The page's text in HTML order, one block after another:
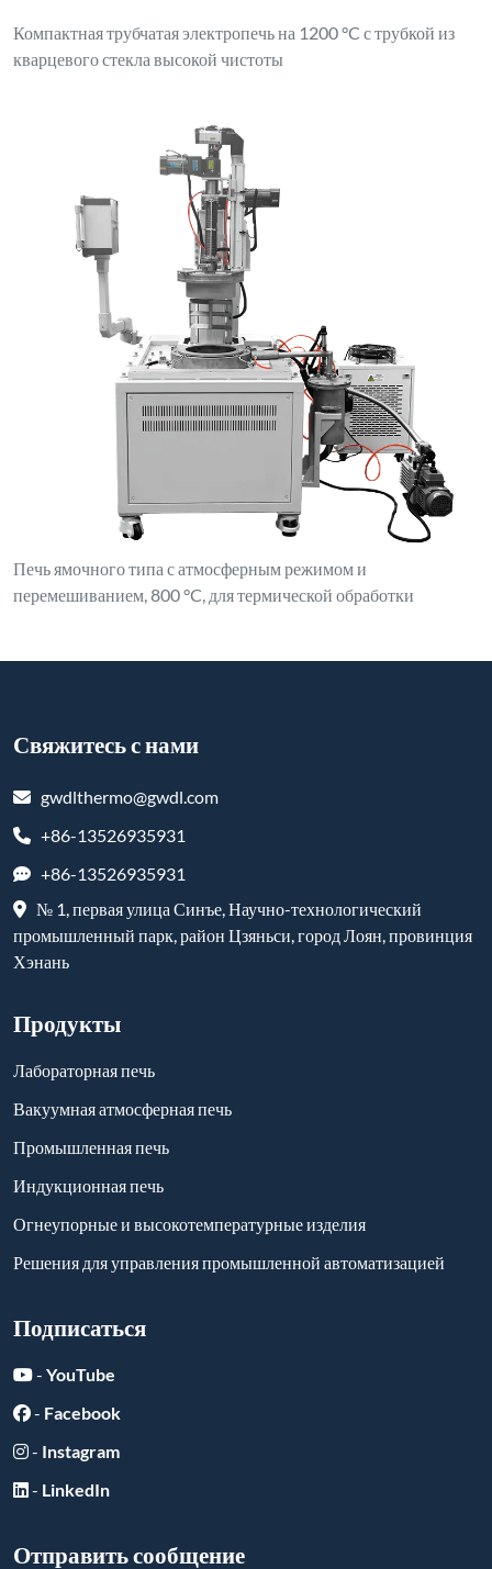
Компактная трубчатая электропечь на 1200 °C с трубкой из
кварцевого стекла высокой чистоты
Печь ямочного типа с атмосферным режимом и
перемешиванием, 800 °C, для термической обработки
Свяжитесь с нами
gwdlthermo@gwdl.com
+86-13526935931
+86-13526935931
№ 1, первая улица Синъе, Научно-технологический
промышленный парк, район Цзяньси, город Лоян, провинция
Хэнань
Продукты
Лабораторная печь
Вакуумная атмосферная печь
Промышленная печь
Индукционная печь
Огнеупорные и высокотемпературные изделия
Решения для управления промышленной автоматизацией
Подписаться
- YouTube
- Facebook
- Instagram
- LinkedIn
Отправить сообщение